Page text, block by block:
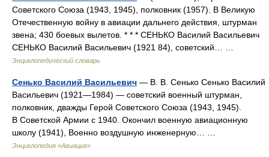
Советского Союза (1943, 1945), полковник (1957). В Великую
Отечественную войну в авиации дальнего действия, штурман
звена; 430 боевых вылетов. * * * СЕНЬКО Василий Васильевич
СЕНЬКО Василий Васильевич (1921 84), советский… …
Энциклопедический словарь
Сенько Василий Васильевич — В. В. Сенько Сенько Василий
Васильевич (1921—1984) — советский военный штурман,
полковник, дважды Герой Советского Союза (1943, 1945).
В Советской Армии с 1940. Окончил военную авиационную
школу (1941), Военно воздушную инженерную… …
Энциклопедия «Авиация»